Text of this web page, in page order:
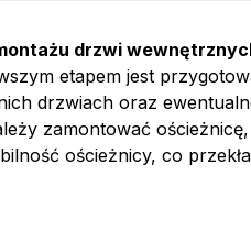
drzwi
etapem jest
drzwiach oraz
zamontować
ościeżnicy, co